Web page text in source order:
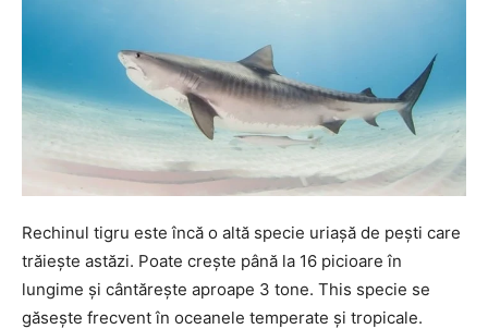
Rechinul tigru este încă o altă specie uriașă de pești care
trăiește astăzi. Poate crește până la 16 picioare în
lungime și cântărește aproape 3 tone. This specie se
găsește frecvent în oceanele temperate și tropicale.